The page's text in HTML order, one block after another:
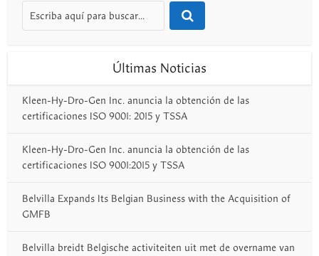
Últimas Noticias
Kleen-Hy-Dro-Gen Inc. anuncia la obtención de las
certificaciones ISO 9001: 2015 y TSSA
Kleen-Hy-Dro-Gen Inc. anuncia la obtención de las
certificaciones ISO 9001:2015 y TSSA
Belvilla Expands Its Belgian Business with the Acquisition of
GMFB
Belvilla breidt Belgische activiteiten uit met de overname van